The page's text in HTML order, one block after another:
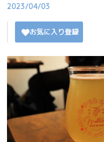
2023/04/03
お気に入り登録